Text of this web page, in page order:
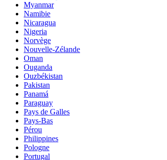
Myanmar
Namibie
Nicaragua
Nigeria
Norvège
Nouvelle-Zélande
Oman
Ouganda
Ouzbékistan
Pakistan
Panamá
Paraguay
Pays de Galles
Pays-Bas
Pérou
Philippines
Pologne
Portugal